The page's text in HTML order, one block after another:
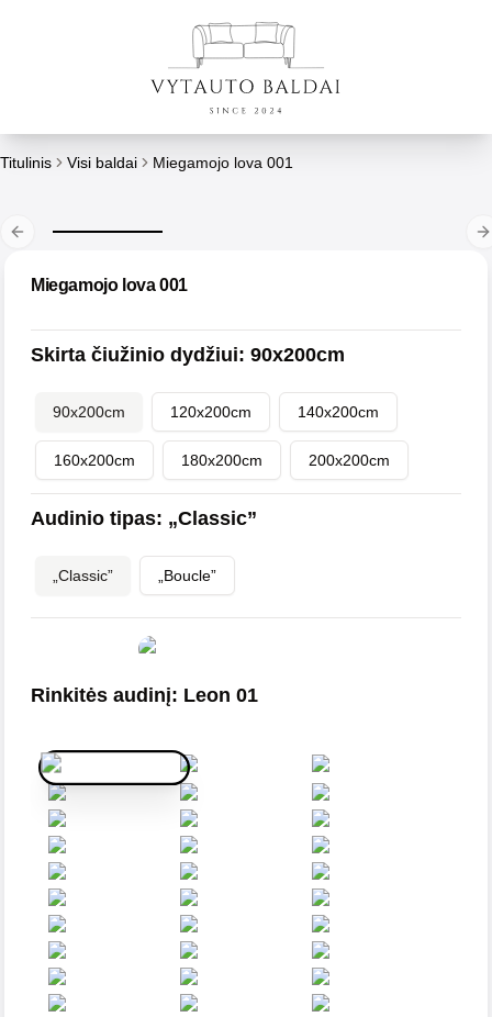
Titulinis Visi baldai Miegamojo lova 001
Previous slide
Miegamojo lova 001
Skirta čiužinio dydžiui: 90x200cm
90x200cm 120x200cm 140x200cm
160x200cm 180x200cm 200x200cm
Audinio tipas: „Classic”
„Classic” „Boucle”
Rinkitės audinį: Leon 01